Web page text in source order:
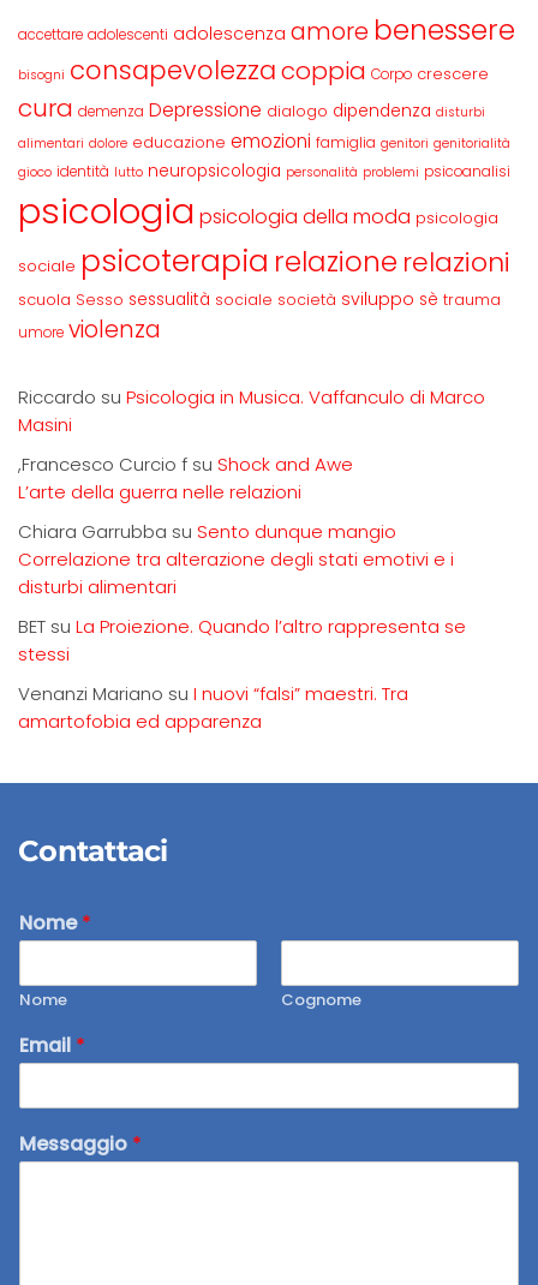
accettare adolescenti adolescenza amore benessere
bisogni consapevolezzacoppia Corpo crescere
cura demenza Depressione dialogo dipendenza disturbi
alimentari dolore educazione emozioni famiglia genitori genitorialità
gioco identità lutto neuropsicologia personalità problemi psicoanalisi
psicologia psicologia della moda psicologia
sociale psicoterapia relazione relazioni
scuola Sesso sessualità sociale società sviluppo sè trauma
umore violenza
Riccardo su Psicologia in Musica. Vaffanculo di Marco
Masini
,Francesco Curcio f su Shock and Awe
L’arte della guerra nelle relazioni
Chiara Garrubba su Sento dunque mangio
Correlazione tra alterazione degli stati emotivi e i
disturbi alimentari
BET su La Proiezione. Quando l’altro rappresenta se
stessi
Venanzi Mariano su I nuovi “falsi” maestri. Tra
amartofobia ed apparenza
Contattaci
Nome*
Nome Cognome
Email *
Messaggio *